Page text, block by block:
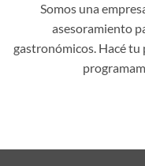
Somos una
asesoramiento
gastronómicos. Hacé tu